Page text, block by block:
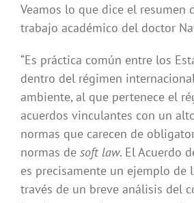
Veamos lo que dice el resumen
trabajo académico del doctor
“Es práctica común entre los
dentro del régimen
ambiente, al que pertenece el
acuerdos vinculantes con un
normas que carecen de
normas de soft law. El Acuerdo
es precisamente un ejemplo de
través de un breve análisis del